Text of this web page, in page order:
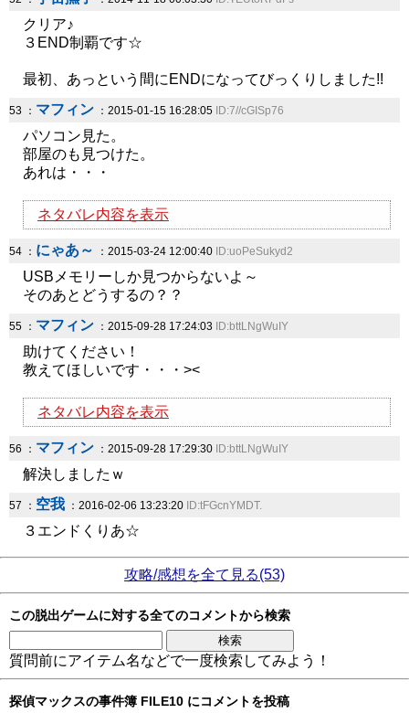
クリア♪
３END制覇です☆
最初、あっという間にENDになってびっくりしました!!
53 ： マフィン ：2015-01-15 16:28:05 ID:7//cGISp76
パソコン見た。
部屋のも見つけた。
あれは・・・
ネタバレ内容を表示
54 ： にゃあ～ ：2015-03-24 12:00:40 ID:uoPeSukyd2
USBメモリーしか見つからないよ～
そのあとどうするの？？
55 ： マフィン ：2015-09-28 17:24:03 ID:bttLNgWuIY
助けてください！
教えてほしいです・・・><
ネタバレ内容を表示
56 ： マフィン ：2015-09-28 17:29:30 ID:bttLNgWuIY
解決しましたｗ
57 ： 空我 ：2016-02-06 13:23:20 ID:tFGcnYMDT.
３エンドくりあ☆
攻略/感想を全て見る(53)
この脱出ゲームに対する全てのコメントから検索
質問前にアイテム名などで一度検索してみよう！
探偵マックスの事件簿 FILE10 にコメントを投稿